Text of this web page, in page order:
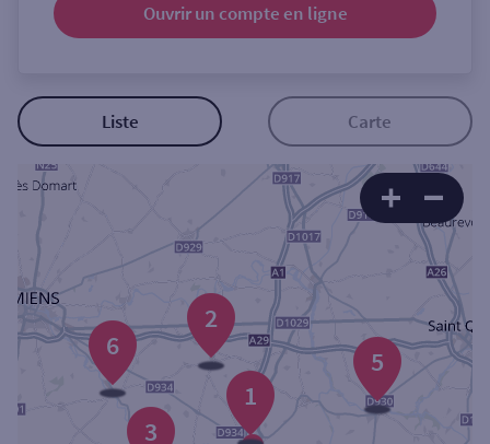
Ouverte le samedi
Coffre-fort
Autour de moi
Ville / Code postal
Rue
Ouvrir un compte en ligne
Liste Carte
6 5
3
2
1